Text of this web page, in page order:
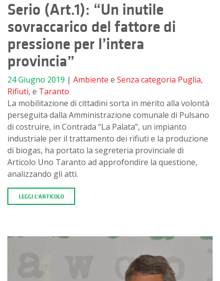
Serio (Art.1): “Un inutile
sovraccarico del fattore di
pressione per l’intera
provincia”
24 Giugno 2019 | Ambiente e Senza categoria Puglia,
Rifiuti, e Taranto
La mobilitazione di cittadini sorta in merito alla volontà
perseguita dalla Amministrazione comunale di Pulsano
di costruire, in Contrada “La Palata”, un impianto
industriale per il trattamento dei rifiuti e la produzione
di biogas, ha portato la segreteria provinciale di
Articolo Uno Taranto ad approfondire la questione,
analizzando gli atti.
LEGGI L'ARTICOLO